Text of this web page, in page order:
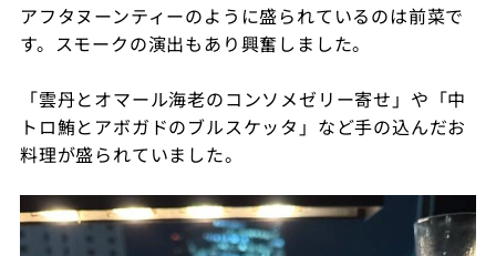
アフタヌーンティーのように盛られているのは前菜で
す。スモークの演出もあり興奮しました。
「雲丹とオマール海老のコンソメゼリー寄せ」や「中
トロ鮪とアボガドのブルスケッタ」など手の込んだお
料理が盛られていました。